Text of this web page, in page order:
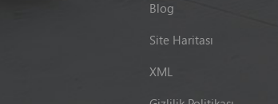
Blog
Site Haritası
XML